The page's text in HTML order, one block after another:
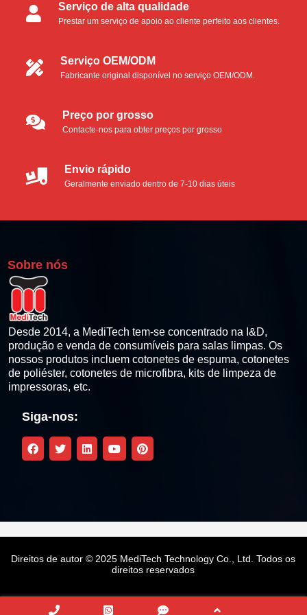
Zaragatoas para salas limpas
Cotonetes de microfibra
Cotonetes de poliéster
Kit de limpeza para impressoras térmicas
Cartão de limpeza térmico Pinter
Toalhetes de limpeza para impressoras térmicas
Caneta de limpeza da cabeça de impressão térmica
Kits de limpeza para impressoras de cartões
Kit de limpeza compatível Evolis
Kit de limpeza para impressoras de retransferência
Outros kits de limpeza
Serviço de alta qualidade
Prestar um serviço de apoio ao cliente perfeito aos clientes.
Serviço OEM/ODM
Fabricante original disponível no serviço OEM/ODM.
Preço por grosso
Contacte-nos para obter preços por grosso
Envio rápido
Geralmente enviado dentro de 7-10 dias úteis
Sobre nós
Desde 2014, a MediTech tem-se concentrado na I&D,
produção e venda de consumíveis para salas limpas. Os
nossos produtos incluem cotonetes de espuma, cotonetes
de poliéster, cotonetes de microfibra, kits de limpeza de
impressoras, etc.
Siga-nos:
Direitos de autor © 2025 MediTech Technology Co., Ltd. Todos os
direitos reservados